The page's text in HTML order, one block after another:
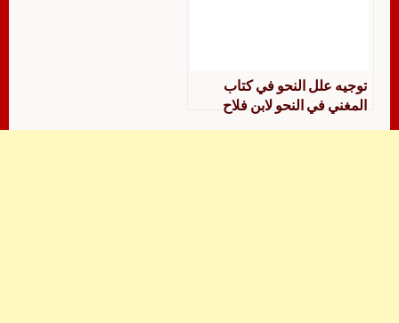
توجيه علل النحو في كتاب
المغني في النحو لابن فلاح